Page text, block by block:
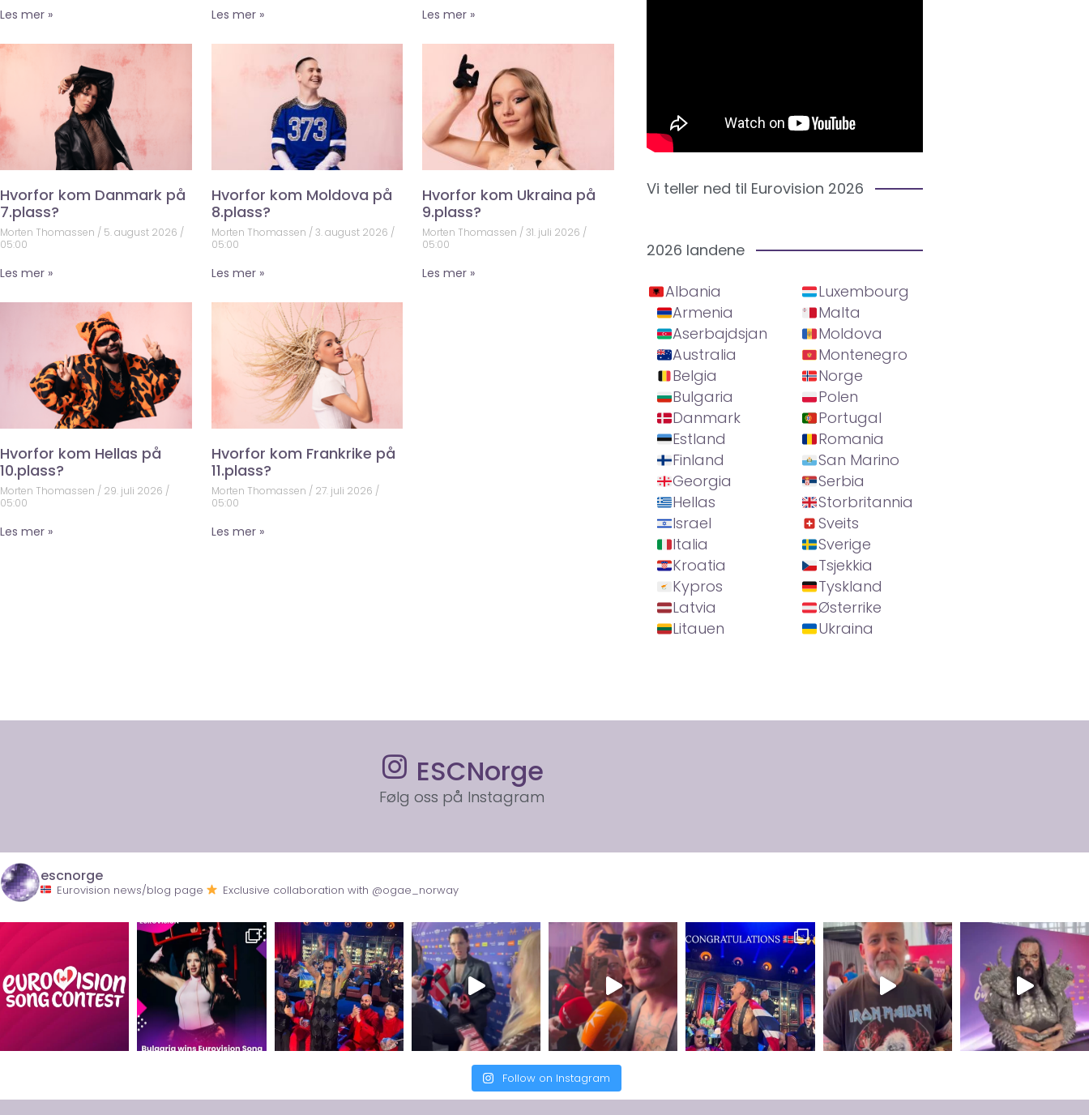
Les mer » Les mer » Les mer »
Hvorfor kom Danmark på
7.plass?
Morten Thomassen
5. august 2026
05:00
Les mer »
Hvorfor kom Moldova på
8.plass?
Morten Thomassen 3. august 2026
05:00
Les mer »
Hvorfor kom Ukraina på
9.plass?
Morten Thomassen
31. juli 2026
05:00
Les mer »
Hvorfor kom Hellas på
10.plass?
Morten Thomassen
29. juli 2026
05:00
Les mer »
Hvorfor kom Frankrike på
11.plass?
Morten Thomassen 27. juli 2026
05:00
Les mer »
Vi teller ned til Eurovision 2026
2026 landene
Albania
Armenia
Aserbajdsjan
Australia
Belgia
Bulgaria
Danmark
Estland
Finland
Georgia
Hellas
Israel
Italia
Kroatia
Kypros
Latvia
Litauen
Luxembourg
Malta
Moldova
Montenegro
Norge
Polen
Portugal
Romania
San Marino
Serbia
Storbritannia
Sveits
Sverige
Tsjekkia
Tyskland
Østerrike
Ukraina
ESCNorge
Følg oss på Instagram
escnorge
Eurovision news/blog page Exclusive collaboration with @ogae_norway
Follow on Instagram